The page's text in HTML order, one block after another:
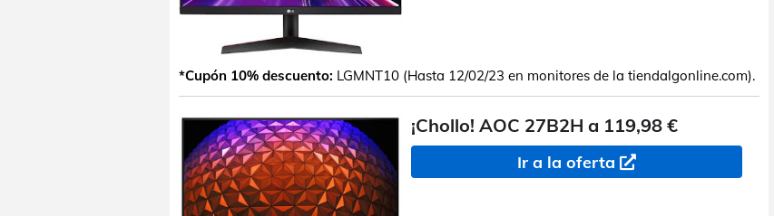
*Cupón 10% descuento: LGMNT10 (Hasta 12/02/23 en monitores de la tiendalgonline.com).
¡Chollo! AOC 27B2H a 119,98 €
Ir a la oferta